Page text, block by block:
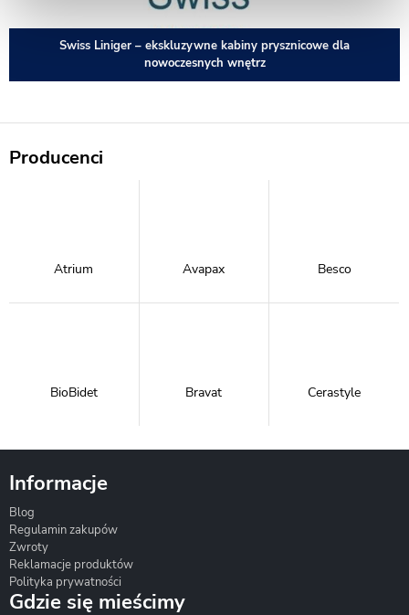
Swiss Liniger – ekskluzywne kabiny prysznicowe dla
nowoczesnych wnętrz
Producenci
Atrium Avapax Besco
BioBidet Bravat Cerastyle
Informacje
Blog
Regulamin zakupów
Zwroty
Reklamacje produktów
Polityka prywatności
Gdzie się mieścimy